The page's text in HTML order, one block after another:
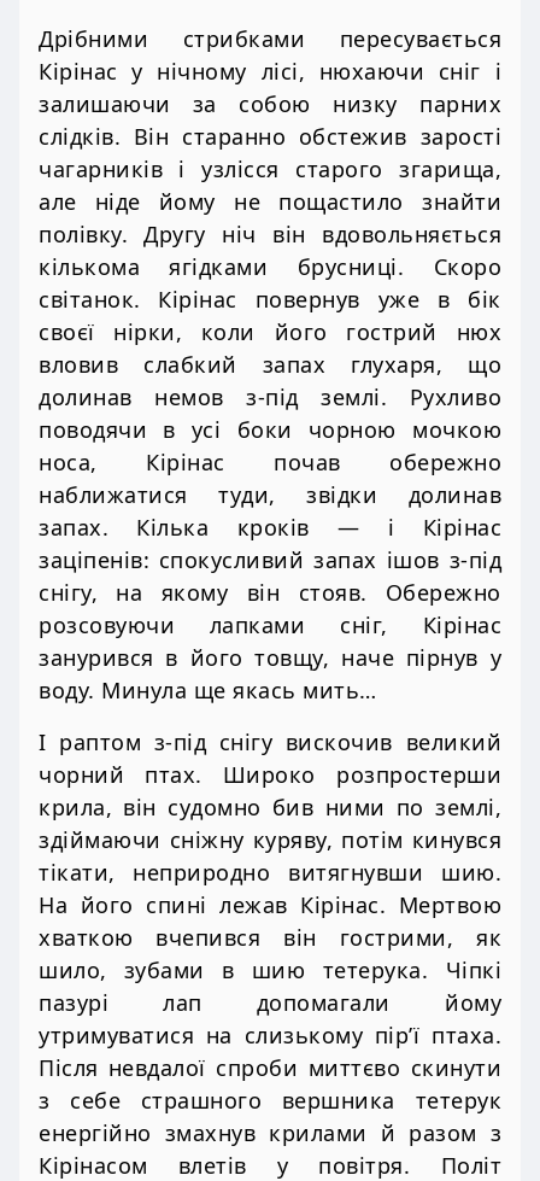
Дрібними стрибками пересувається
Кірінас у нічному лісі, нюхаючи сніг і
залишаючи за собою низку парних
слідків. Він старанно обстежив зарості
чагарників і узлісся старого згарища,
але ніде йому не пощастило знайти
полівку. Другу ніч він вдовольняється
кількома ягідками брусниці. Скоро
світанок. Кірінас повернув уже в бік
своєї нірки, коли його гострий нюх
вловив слабкий запах глухаря, що
долинав немов з-під землі. Рухливо
поводячи в усі боки чорною мочкою
носа, Кірінас почав обережно
наближатися туди, звідки долинав
запах. Кілька кроків — і Кірінас
заціпенів: спокусливий запах ішов з-під
снігу, на якому він стояв. Обережно
розсовуючи лапками сніг, Кірінас
занурився в його товщу, наче пірнув у
воду. Минула ще якась мить…
І раптом з-під снігу вискочив великий
чорний птах. Широко розпростерши
крила, він судомно бив ними по землі,
здіймаючи сніжну куряву, потім кинувся
тікати, неприродно витягнувши шию.
На його спині лежав Кірінас. Мертвою
хваткою вчепився він гострими, як
шило, зубами в шию тетерука. Чіпкі
пазурі лап допомагали йому
утримуватися на слизькому пір’ї птаха.
Після невдалої спроби миттєво скинути
з себе страшного вершника тетерук
енергійно змахнув крилами й разом з
Кірінасом влетів у повітря. Політ